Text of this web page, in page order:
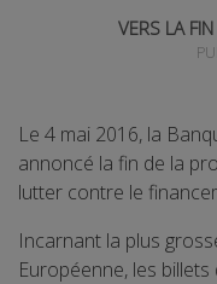
VERS LA
Le 4 mai 2016, la
annoncé la fin de la
lutter contre le
Incarnant la plus
Européenne, les